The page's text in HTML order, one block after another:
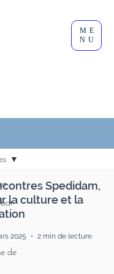
ME
NU
de
Spedidam,
la culture et la
2025 2 min de lecture